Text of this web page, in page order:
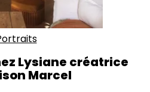
Lysiane créatrice
Marcel